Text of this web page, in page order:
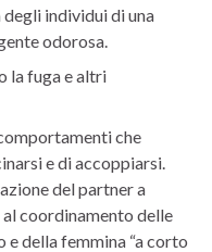
individui di una
odorosa.
la fuga e altri
che
e di accoppiarsi.
del partner a
coordinamento delle
della femmina “a corto